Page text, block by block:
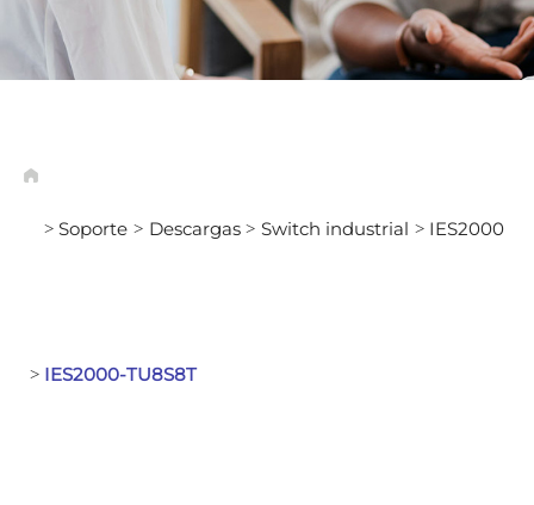
> Soporte > Descargas > Switch industrial > IES2000
> IES2000-TU8S8T